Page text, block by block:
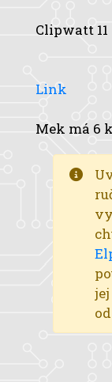
Clipwatt 11
Link
Mek má 6